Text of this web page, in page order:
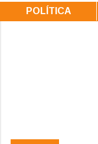
POLÍTICA